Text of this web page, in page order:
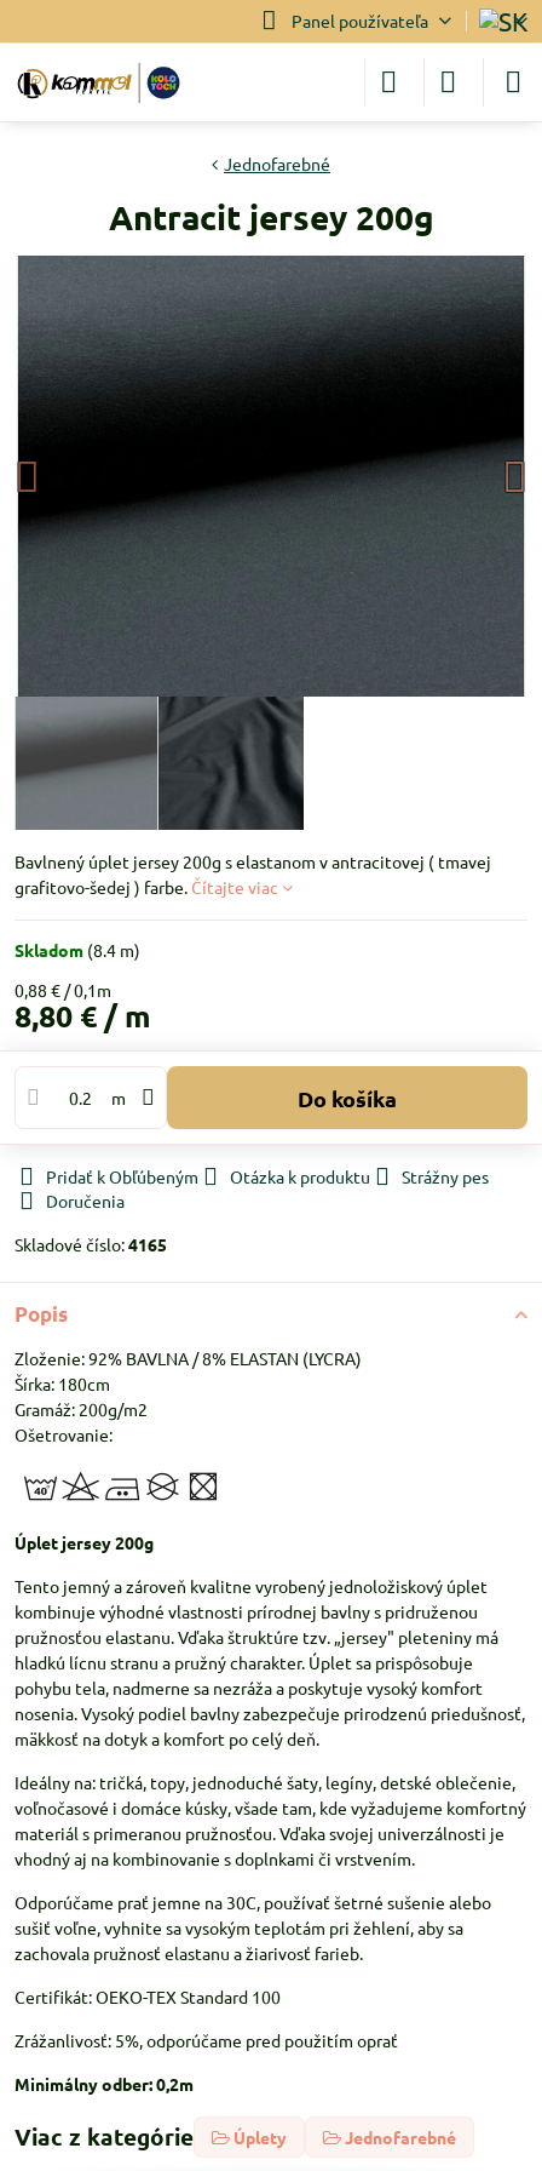
Panel používateľa
Jednofarebné
Antracit jersey 200g
Bavlnený úplet jersey 200g s elastanom v antracitovej ( tmavej
grafitovo-šedej ) farbe. Čítajte viac
Skladom (8.4 m)
0,88 €
8,80 € / m
m Do košíka
Pridať k Obľúbeným Otázka k produktu
Strážny pes
Doručenia
Skladové číslo:4165
Popis
Zloženie: 92% BAVLNA / 8% ELASTAN (LYCRA)
Šírka: 180cm
Gramáž: 200g/m2
Ošetrovanie:
Úplet jersey 200g
Tento jemný a zároveň kvalitne vyrobený jednoložiskový úplet
kombinuje výhodné vlastnosti prírodnej bavlny s pridruženou
pružnosťou elastanu. Vďaka štruktúre tzv. „jersey" pleteniny má
hladkú lícnu stranu a pružný charakter. Úplet sa prispôsobuje
pohybu tela, nadmerne sa nezráža a poskytuje vysoký komfort
nosenia. Vysoký podiel bavlny zabezpečuje prirodzenú priedušnosť,
mäkkosť na dotyk a komfort po celý deň.
Ideálny na: tričká, topy, jednoduché šaty, legíny, detské oblečenie,
voľnočasové i domáce kúsky, všade tam, kde vyžadujeme komfortný
materiál s primeranou pružnosťou. Vďaka svojej univerzálnosti je
vhodný aj na kombinovanie s doplnkami či vrstvením.
Odporúčame prať jemne na 30C, používať šetrné sušenie alebo
sušiť voľne, vyhnite sa vysokým teplotám pri žehlení, aby sa
zachovala pružnosť elastanu a žiarivosť farieb.
Certifikát: OEKO-TEX Standard 100
Zrážanlivosť: 5%, odporúčame pred použitím oprať
Minimálny odber: 0,2m
Viac z kategórie Úplety Jednofarebné